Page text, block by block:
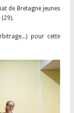
de Bretagne jeunes
pour cette